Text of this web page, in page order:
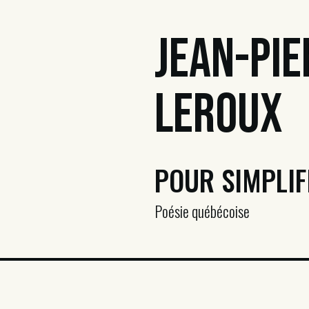
Jean-
Leroux
POUR
Poésie québécoise